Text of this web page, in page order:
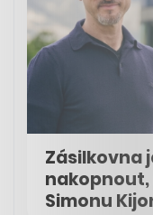
Zásilkovna
nakopnout,
Simonu